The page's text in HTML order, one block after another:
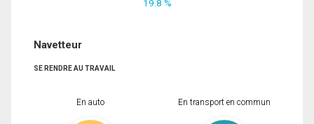
19.8 %
Navetteur
SE RENDRE AU TRAVAIL
En auto En transport en commun